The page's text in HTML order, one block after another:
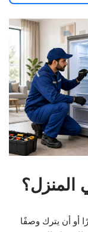
المنزل؟
أو أن يترك وصفًا